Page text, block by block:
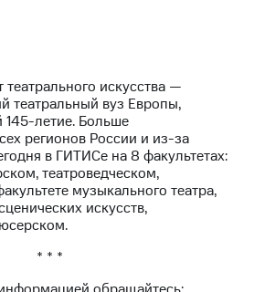
театрального искусства —
вуз Европы,
145-летие. Больше
регионов России и из-за
в ГИТИСе на 8 факультетах:
театроведческом,
музыкального театра,
искусств,
* * *